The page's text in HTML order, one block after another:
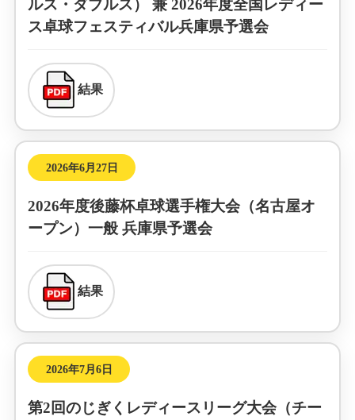
ルス・ダブルス） 兼 2026年度全国レディー
ス卓球フェスティバル兵庫県予選会
結果
2026年6月27日
2026年度後藤杯卓球選手権大会（名古屋オ
ープン）一般 兵庫県予選会
結果
2026年7月6日
第2回のじぎくレディースリーグ大会（チー